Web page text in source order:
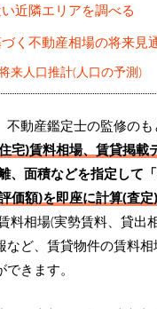
近隣エリアを調べる
く不動産相場の将来見
来人口推計(人口の予測)
不動産鑑定士の監修のも
宅)賃料相場、賃貸掲載
、面積などを指定して
価額)を即座に計算(査定)
料相場(実勢賃料、貸出
など、賃貸物件の賃料
きます。